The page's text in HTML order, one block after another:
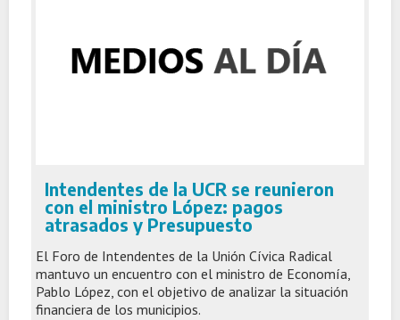
Intendentes de la UCR se reunieron
con el ministro López: pagos
atrasados y Presupuesto
El Foro de Intendentes de la Unión Cívica Radical
mantuvo un encuentro con el ministro de Economía,
Pablo López, con el objetivo de analizar la situación
financiera de los municipios.